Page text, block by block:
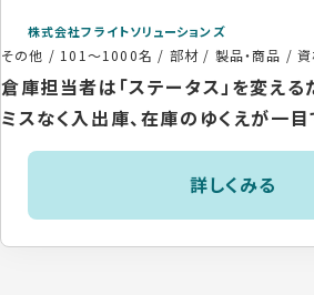
株式会社フライトソリューションズ
その他 / 101〜1000名 / 部材 / 製品・商品 /
倉庫担当者は「ステータス」を変える
ミスなく入出庫、在庫のゆくえが一目
詳しくみる